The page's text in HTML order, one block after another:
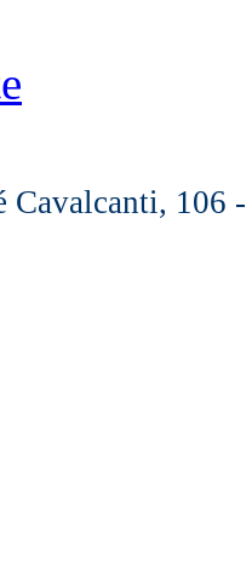
Cavalcanti, 106